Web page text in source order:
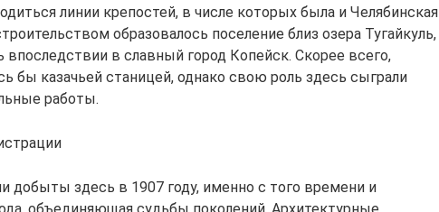
линии крепостей, в числе которых была и Челябинская
образовалось поселение близ озера Тугайкуль,
впоследствии в славный город Копейск. Скорее всего,
бы казачьей станицей, однако свою роль здесь сыграли
работы.
добыты здесь в 1907 году, именно с того времени и